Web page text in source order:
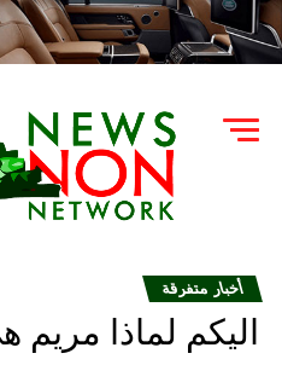
أخبار متفرقة
اليكم لماذا